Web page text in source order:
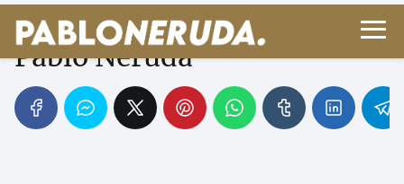
Testamento (I) - Poema de
Pablo Neruda